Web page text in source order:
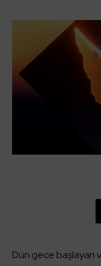
Dün gece başlayan